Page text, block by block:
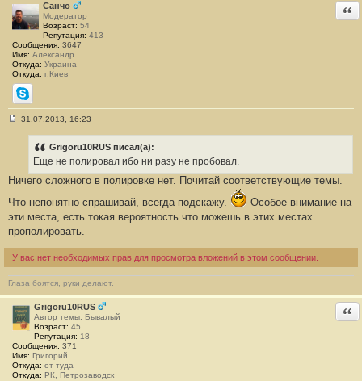
Санчо
Модератор
Возраст: 54
Репутация: 413
Сообщения: 3647
Имя: Александр
Откуда: Украина
Откуда: г.Киев
Skype
н
е
#
5
31.07.2013, 16:23
Grigoru10RUS писал(а):
Еще не полировал ибо ни разу не пробовал.
Ничего сложного в полировке нет. Почитай соответствующие темы.
Что непонятно спрашивай, всегда подскажу.
Особое внимание на
эти места, есть токая вероятность что можешь в этих местах
прополировать.
У вас нет необходимых прав для просмотра вложений в этом сообщении.
Глаза боятся, руки делают.
Grigoru10RUS
Автор темы, Бывалый
Возраст: 45
Репутация: 18
Сообщения: 371
Имя: Григорий
Откуда: от туда
Откуда: РК, Петрозаводск